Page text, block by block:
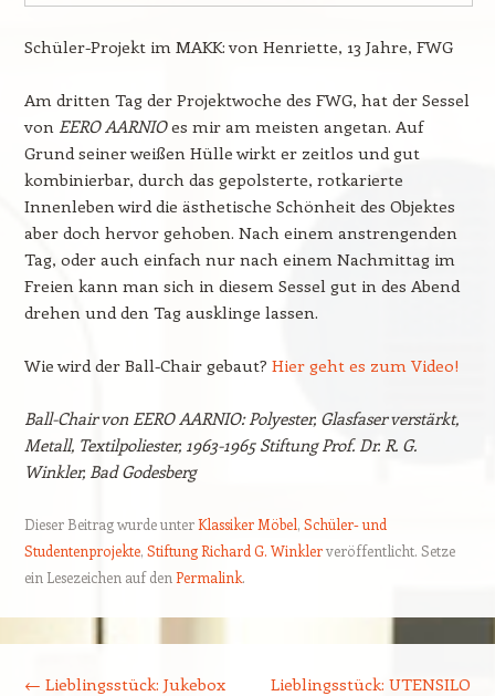
Schüler-Projekt im MAKK: von Henriette, 13 Jahre, FWG
Am dritten Tag der Projektwoche des FWG, hat der Sessel
von EERO AARNIOes mir am meisten angetan. Auf
Grund seiner weißen Hülle wirkt er zeitlos und gut
kombinierbar, durch das gepolsterte, rotkarierte
Innenleben wird die ästhetische Schönheit des Objektes
aber doch hervor gehoben. Nach einem anstrengenden
Tag, oder auch einfach nur nach einem Nachmittag im
Freien kann man sich in diesem Sessel gut in des Abend
drehen und den Tag ausklinge lassen.
Wie wird der Ball-Chair gebaut? Hier geht es zum Video!
Ball-Chair von EERO AARNIO: Polyester, Glasfaser verstärkt,
Metall, Textilpoliester, 1963-1965 Stiftung Prof. Dr. R. G.
Winkler, Bad Godesberg
Dieser Beitrag wurde unterKlassiker Möbel, Schüler- und
Studentenprojekte, Stiftung Richard G. Winklerveröffentlicht. Setze
ein Lesezeichen auf den Permalink.
← Lieblingsstück: Jukebox
Lieblingsstück: UTENSILO